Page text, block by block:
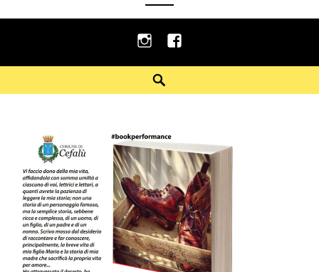
instagramfacebook